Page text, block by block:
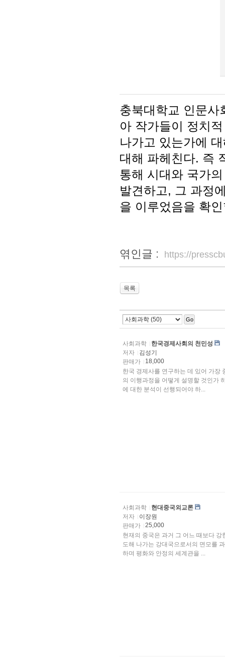
충북대학교 인문사
아 작가들이 정치
나가고 있는가에
대해 파헤친다. 즉
통해 시대와 국가
발견하고, 그 과정
을 이루었음을 확
엮인글 : https://
목록
Go
사회과학
한국경제사회의 천민성
저자
김성기
판매가
18,000
한국 경제사를 연구하는 데 있어 가장
의 이행과정을 어떻게 설명할 것인가
에 대한 분석이 선행되어야 하...
사회과학
현대중국외교론
저자
이장원
판매가
25,000
현재의 중국은 과거 그 어느 때보다
도해 나가는 강대국으로서의 면모를
하며 평화와 안정의 세계관을 ...